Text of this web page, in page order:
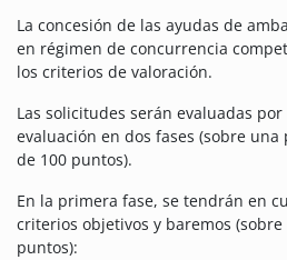
La concesión de las ayudas de
en régimen de concurrencia
los criterios de valoración.
Las solicitudes serán evaluadas
evaluación en dos fases (sobre
de 100 puntos).
En la primera fase, se tendrán en
criterios objetivos y baremos
puntos):